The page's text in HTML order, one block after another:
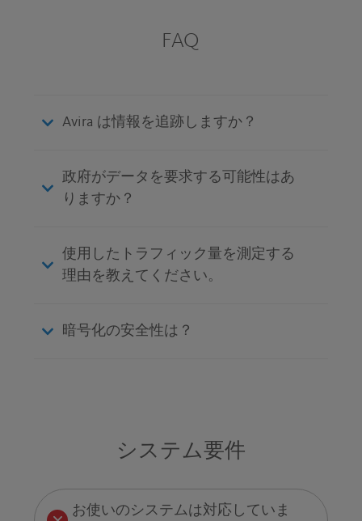
FAQ
Avira は情報を追跡しますか？
政府がデータを要求する可能性はあ
りますか？
使用したトラフィック量を測定する
理由を教えてください。
暗号化の安全性は？
システム要件
お使いのシステムは対応していま